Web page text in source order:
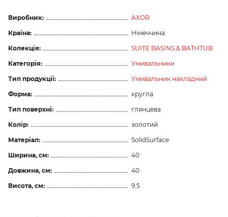
Виробник:
AXOR
Країна:
Німеччина
Колекція:
SUITE BASINS & BATHTUB
Категорія:
Умивальники
Тип продукції:
Умивальник накладний
Форма:
кругла
Тип поверхні:
глянцева
Колір:
золотий
Матеріал:
SolidSurface
Ширина, см:
40
Довжина, см:
40
Висота, см:
9.5